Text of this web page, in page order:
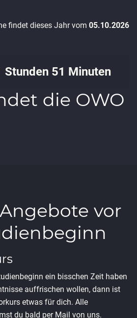
findet dieses Jahr vom 05.10.2026
Stunden 51 Minuten
die OWO
vor
ein bisschen Zeit haben
auffrischen wollen, dann ist
etwas für dich. Alle
du bald per Mail von uns.